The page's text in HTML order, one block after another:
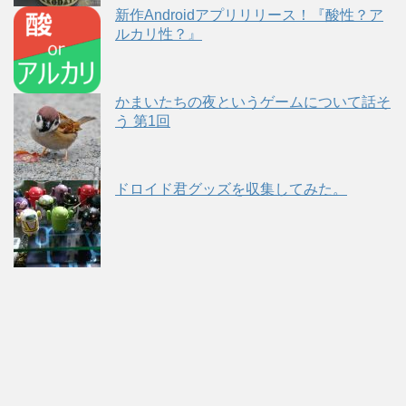
新作Androidアプリリリース！『酸性？ア
ルカリ性？』
かまいたちの夜というゲームについて話そ
う 第1回
ドロイド君グッズを収集してみた。